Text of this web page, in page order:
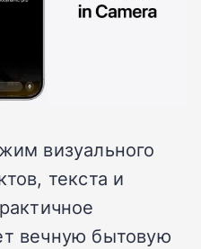
визуального
текста и
вечную бытовую